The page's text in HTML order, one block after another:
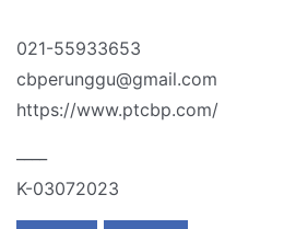
021-55933653
cbperunggu@gmail.com
https://www.ptcbp.com/
K-03072023